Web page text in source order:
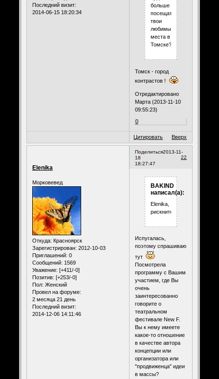
Последний визит:
2014-06-15 18:20:34
больше
посещать
твои
любимые
места в
Томске?"
Томск - город
контрастов !
Отредактировано
Марта (2013-11-10
09:55:23)
0
Цитировать Вверх
Поделиться
22
2013-11-
18
18:27:47
Elenika
Морковевед
Откуда: Красноярск
Зарегистрирован: 2012-10-03
Приглашений: 0
Сообщений: 1569
Уважение: [+411/-0]
Позитив: [+253/-0]
Пол: Женский
Провел на форуме:
2 месяца 21 день
Последний визит:
2014-12-06 14:11:46
BAKIND
написал(а):
Elenika,
рискните...
Испугалась,
поэтому спрашиваю
тут
Посмотрела
программу с Вашим
участием, где Вы
очень
заинтересованно
говорите о
театральном
фестивале New F.
Вы к нему имеете
какое-то отношение
в качестве автора
концепции или
организатора или
"продвиженца" идеи
в массы?